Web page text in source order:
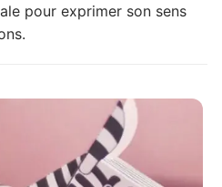
pour exprimer son sens